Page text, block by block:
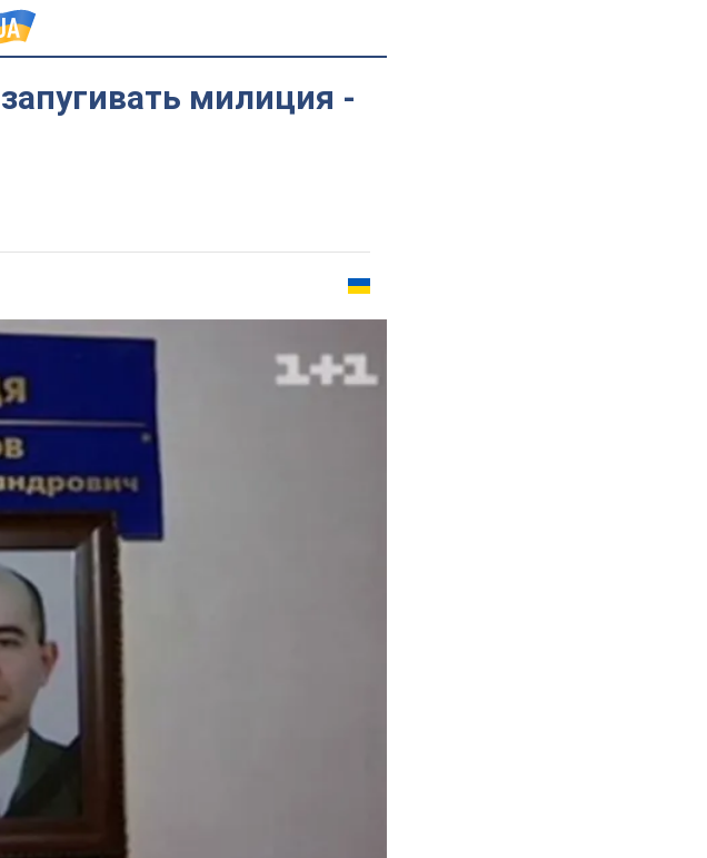
милиция -